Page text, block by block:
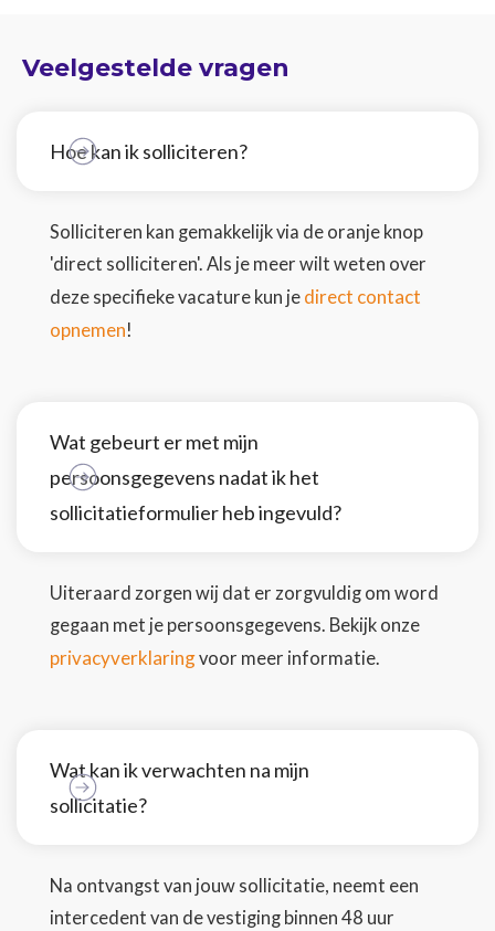
Veelgestelde vragen
Hoe kan ik solliciteren?
Solliciteren kan gemakkelijk via de oranje knop
'direct solliciteren'. Als je meer wilt weten over
deze specifieke vacature kun je direct contact
opnemen!
Wat gebeurt er met mijn
persoonsgegevens nadat ik het
sollicitatieformulier heb ingevuld?
Uiteraard zorgen wij dat er zorgvuldig om word
gegaan met je persoonsgegevens. Bekijk onze
privacyverklaringvoor meer informatie.
Wat kan ik verwachten na mijn
sollicitatie?
Na ontvangst van jouw sollicitatie, neemt een
intercedent van de vestiging binnen 48 uur